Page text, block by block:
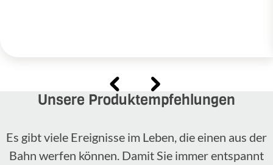
Unsere Produktempfehlungen
Es gibt viele Ereignisse im Leben, die einen aus der
Bahn werfen können. Damit Sie immer entspannt